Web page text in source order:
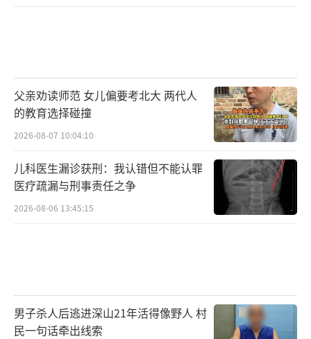
父亲劝读师范 女儿偏要考北大 两代人
的教育选择碰撞
2026-08-07 10:04:10
儿科医生漏诊获刑：我认错但不能认罪
医疗疏漏与刑事责任之争
2026-08-06 13:45:15
男子杀人后逃进深山21年活得像野人 村
民一句话牵出线索